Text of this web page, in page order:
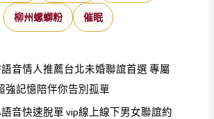
柳州螺螄粉 催眠
音情人推薦台北未婚聯誼首選 專屬
強記憶陪伴你告別孤單
音快速脫單 vip線上線下男女聯誼約